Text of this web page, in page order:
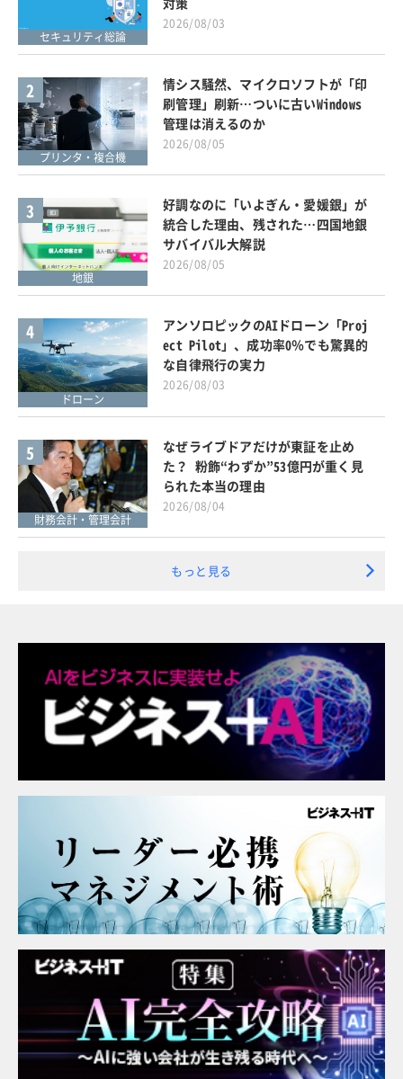
セキュリティ総論
2026/08/03
2
プリンタ・複合機
情シス騒然、マイクロソフトが「印
刷管理」刷新…ついに古いWindows
管理は消えるのか
2026/08/05
3
地銀
好調なのに「いよぎん・愛媛銀」が
統合した理由、残された…四国地銀
サバイバル大解説
2026/08/05
4
ドローン
アンソロピックのAIドローン「Proj
ect Pilot」、成功率0％でも驚異的
な自律飛行の実力
2026/08/03
5
財務会計・管理会計
なぜライブドアだけが東証を止め
た？ 粉飾“わずか”53億円が重く見
られた本当の理由
2026/08/04
もっと見る